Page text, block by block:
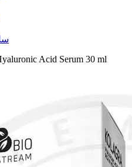
Acid Serum 30 ml